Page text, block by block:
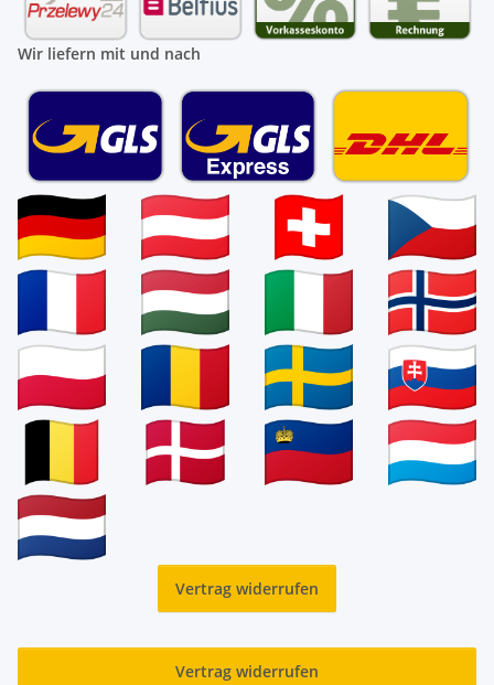
Wir liefern mit und nach
Vertrag widerrufen
Vertrag widerrufen